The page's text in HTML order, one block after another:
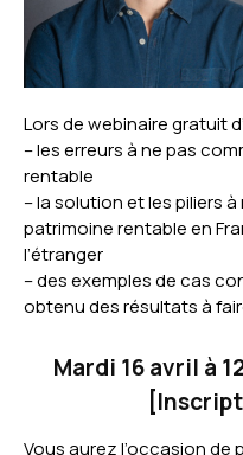
Lors de webinaire gratuit
– les erreurs à ne pas
rentable
– la solution et les piliers
patrimoine rentable en
l’étranger
– des exemples de cas
obtenu des résultats à
Mardi 16 avril à
[
Vous aurez l’occasion